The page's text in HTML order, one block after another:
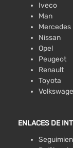
Iveco
Man
Mercedes
Nissan
Opel
Peugeot
Renault
Toyota
ENLACES DE